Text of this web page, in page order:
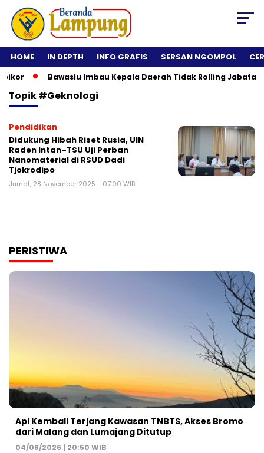
HOME IN DEPTH INFO GRAFIS SERSAN NGOMPOL
Bawaslu Imbau Kepala Daerah Tidak Rolling Jabatan
Topik#geknologi
Pendidikan
Didukung Hibah Riset Rusia, UIN
Raden Intan–TSU Uji Perban
Nanomaterial di RSUD Dadi
Tjokrodipo
Jumat, 28 November 2025 - 07:00 WIB
PERISTIWA
Api Kembali Terjang Kawasan TNBTS, Akses Bromo
dari Malang dan Lumajang Ditutup
04/08/2026 | 20:50 WIB